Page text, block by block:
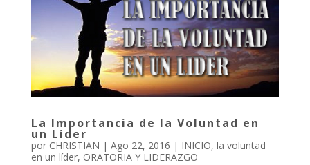
La Importancia de la Voluntad en
un Líder
por CHRISTIAN | Ago 22, 2016 | INICIO, la voluntad
en un líder, ORATORIA Y LIDERAZGO